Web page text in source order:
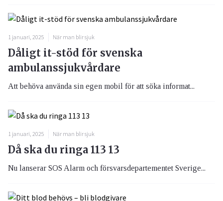
1 januari, 2025 När man blir sjuk
Dåligt it-stöd för svenska
ambulanssjukvårdare
Att behöva använda sin egen mobil för att söka informat...
1 januari, 2025 När man blir sjuk
Då ska du ringa 113 13
Nu lanserar SOS Alarm och försvarsdepartementet Sverige...